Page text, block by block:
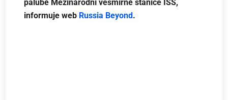
palubě Mezinárodní vesmírné stanice ISS,
informuje web Russia Beyond .